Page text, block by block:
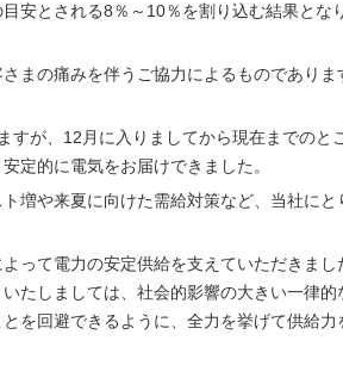
安とされる8％～10％を割り込む結果とな
まの痛みを伴うご協力によるものでありま
すが、12月に入りましてから現在までのと
定的に電気をお届けできました。
増や来夏に向けた需給対策など、当社にと
って電力の安定供給を支えていただきまし
たしましては、社会的影響の大きい一律的
を回避できるように、全力を挙げて供給力